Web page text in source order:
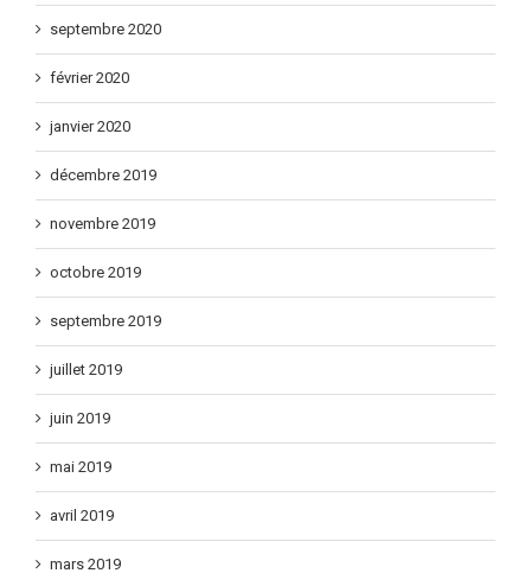
septembre 2020
février 2020
janvier 2020
décembre 2019
novembre 2019
octobre 2019
septembre 2019
juillet 2019
juin 2019
mai 2019
avril 2019
mars 2019